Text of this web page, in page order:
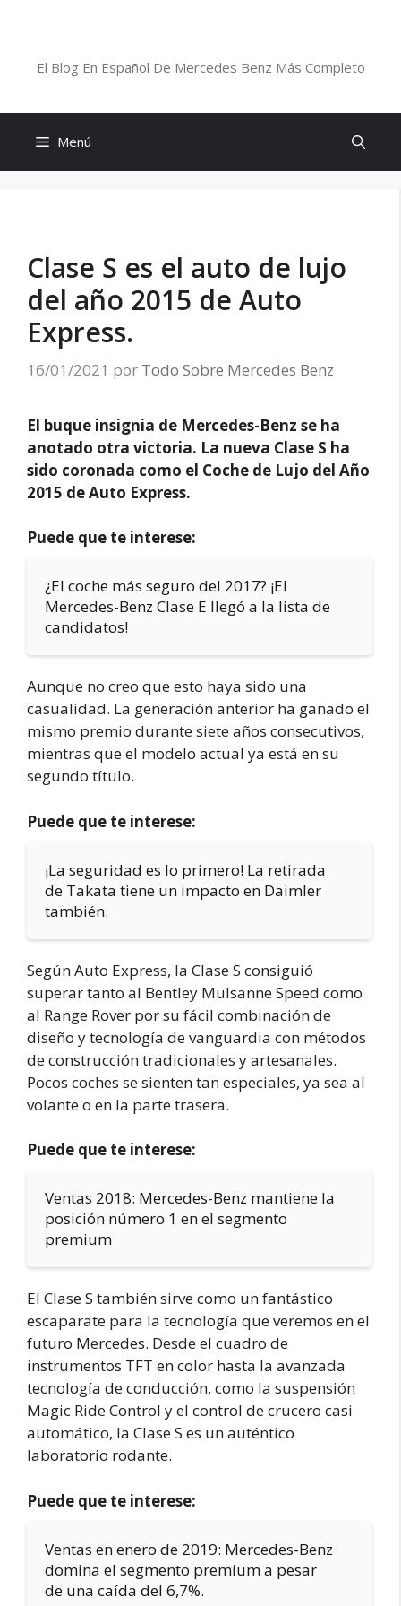
El Blog En Español De Mercedes Benz Más Completo
Menú
Clase S es el auto de lujo
del año 2015 de Auto
Express.
16/01/2021 por Todo Sobre Mercedes Benz
El buque insignia de Mercedes-Benz se ha
anotado otra victoria. La nueva Clase S ha
sido coronada como el Coche de Lujo del Año
2015 de Auto Express.
Puede que te interese:
¿El coche más seguro del 2017? ¡El
Mercedes-Benz Clase E llegó a la lista de
candidatos!
Aunque no creo que esto haya sido una
casualidad. La generación anterior ha ganado el
mismo premio durante siete años consecutivos,
mientras que el modelo actual ya está en su
segundo título.
Puede que te interese:
¡La seguridad es lo primero! La retirada
de Takata tiene un impacto en Daimler
también.
Según Auto Express, la Clase S consiguió
superar tanto al Bentley Mulsanne Speed como
al Range Rover por su fácil combinación de
diseño y tecnología de vanguardia con métodos
de construcción tradicionales y artesanales.
Pocos coches se sienten tan especiales, ya sea al
volante o en la parte trasera.
Puede que te interese:
Ventas 2018: Mercedes-Benz mantiene la
posición número 1 en el segmento
premium
El Clase S también sirve como un fantástico
escaparate para la tecnología que veremos en el
futuro Mercedes. Desde el cuadro de
instrumentos TFT en color hasta la avanzada
tecnología de conducción, como la suspensión
Magic Ride Control y el control de crucero casi
automático, la Clase S es un auténtico
laboratorio rodante.
Puede que te interese:
Ventas en enero de 2019: Mercedes-Benz
domina el segmento premium a pesar
de una caída del 6,7%.